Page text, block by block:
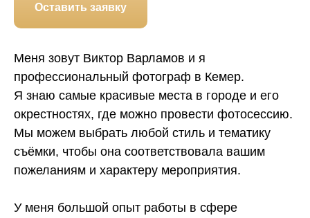
Оставить заявку
Меня зовут Виктор Варламов и я
профессиональный фотограф в Кемер.
Я знаю самые красивые места в городе и его
окрестностях, где можно провести фотосессию.
Мы можем выбрать любой стиль и тематику
съёмки, чтобы она соответствовала вашим
пожеланиям и характеру мероприятия.
У меня большой опыт работы в сфере